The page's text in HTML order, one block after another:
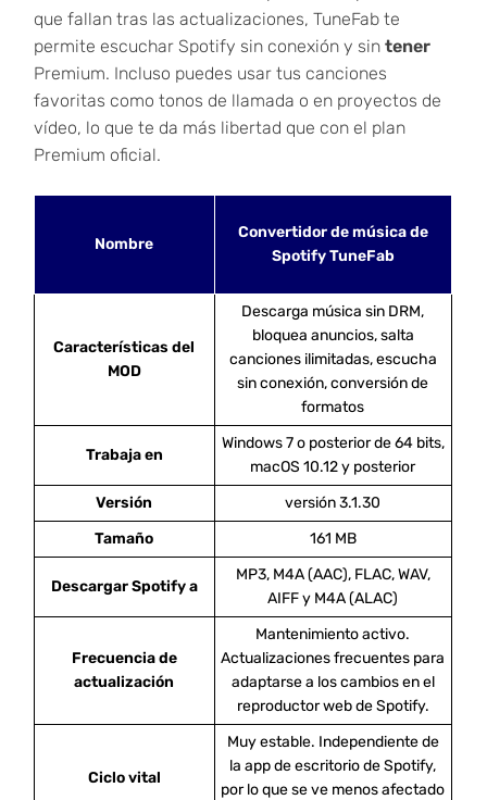
que fallan tras las actualizaciones, TuneFab te
permite escuchar Spotify sin conexión y sin tener
Premium. Incluso puedes usar tus canciones
favoritas como tonos de llamada o en proyectos de
vídeo, lo que te da más libertad que con el plan
Premium oficial.
Nombre
Convertidor de música de
Spotify TuneFab
Características del
MOD
Descarga música sin DRM,
bloquea anuncios, salta
canciones ilimitadas, escucha
sin conexión, conversión de
formatos
Trabaja en
Windows 7 o posterior de 64 bits,
macOS 10.12 y posterior
Versión
versión 3.1.30
Tamaño
161 MB
Descargar Spotify a
MP3, M4A (AAC), FLAC, WAV,
AIFF y M4A (ALAC)
Frecuencia de
actualización
Mantenimiento activo.
Actualizaciones frecuentes para
adaptarse a los cambios en el
reproductor web de Spotify.
Ciclo vital
Muy estable. Independiente de
la app de escritorio de Spotify,
por lo que se ve menos afectado